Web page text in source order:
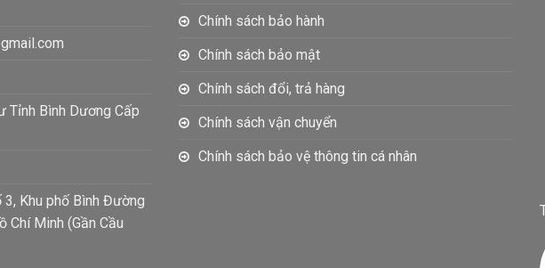
Tỉnh Bình Dương Cấp
Khu phố Bình Đường
Chí Minh (Gần Cầu
Chính sách bảo hành
Chính sách bảo mật
Chính sách đổi, trả hàng
Chính sách vận chuyển
Chính sách bảo vệ thông tin cá nhân